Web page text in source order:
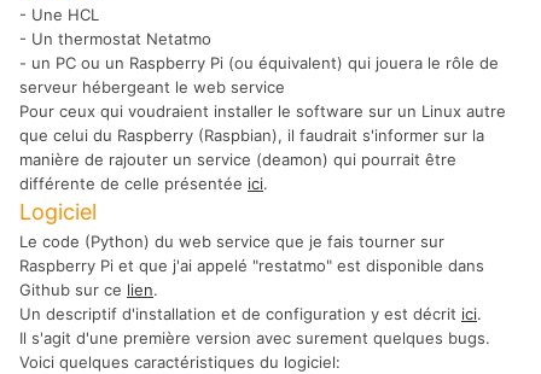
- Une HCL
- Un thermostat Netatmo
- un PC ou un Raspberry Pi (ou équivalent) qui jouera le rôle de
serveur hébergeant le web service
Pour ceux qui voudraient installer le software sur un Linux autre
que celui du Raspberry (Raspbian), il faudrait s'informer sur la
manière de rajouter un service (deamon) qui pourrait être
différente de celle présentée ici.
Logiciel
Le code (Python) du web service que je fais tourner sur
Raspberry Pi et que j'ai appelé "restatmo" est disponible dans
Github sur ce lien.
Un descriptif d'installation et de configuration y est décrit ici.
Il s'agit d'une première version avec surement quelques bugs.
Voici quelques caractéristiques du logiciel: